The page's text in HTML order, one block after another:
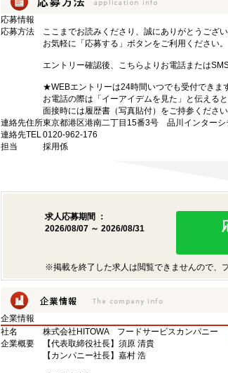
応募情報
応募方法
ここまでお読みくださり、誠にありがとうござい
お気軽に「応募する」ボタンをご利用ください。
エントリー確認後、こちらよりお電話または
★WEBエントリーは24時間いつでも受付できま
お電話の際は「イーアイデムを見た」と伝えると
面接時には履歴書（写真貼付）をご持参ください
連絡先住所東京都港区港南二丁目15番3号 品川インターシ
連絡先TEL0120-962-176
担当
採用係
求人応募期間 ：
2026/08/07 ～ 2026/08/31
※掲載を終了した求人は閲覧できませんので、
企業情報
社名
株式会社HITOWA フードサービスカンパニー
企業概要
【代表取締役社長】須原 清貴
【カンパニー社長】嘉村 浩